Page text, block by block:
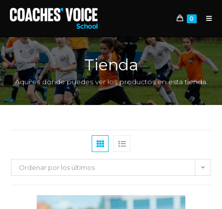
0
Tienda
Aquí es donde puedes ver los productos en esta tienda.
Ordenar por los últimos